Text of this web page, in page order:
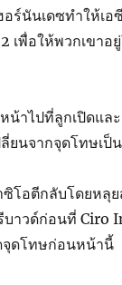
อร์นันเดซทำให้เ
เพื่อให้พวกเขาอ
น้าไปที่ลูกเปิดแล
ยนจากจุดโทษเป็
ซิโอตีกลับโดยหลุ
บาวด์ก่อนที่ Ciro
จุดโทษก่อนหน้านี้